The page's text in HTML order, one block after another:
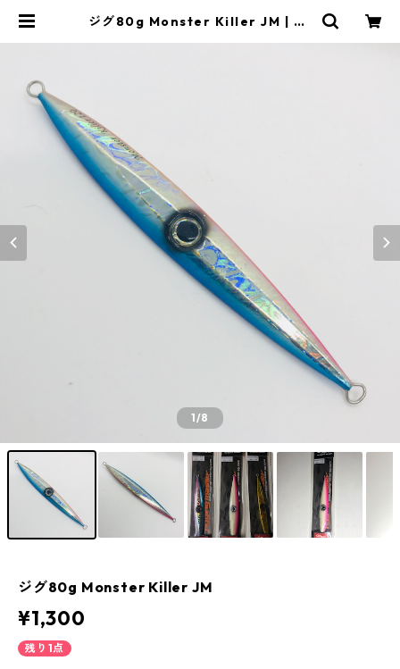
ジグ80g Monster Killer JM | Re
1/8
ジグ80g Monster Killer JM
¥1,300
残り1点